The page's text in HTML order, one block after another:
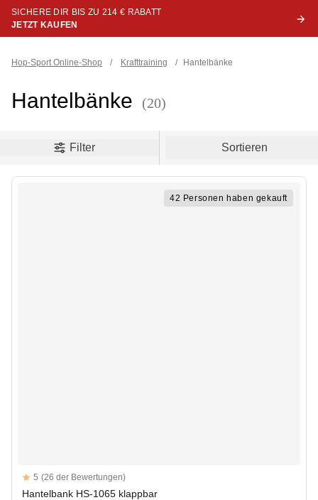
SICHERE DIR BIS ZU 214 € RABATT
JETZT KAUFEN
Hop-Sport Online-Shop / Krafttraining / Hantelbänke
Hantelbänke (20)
Filter Sortieren
42 Personen haben gekauft
Reviews
5 out of 5 stars
5 (26 der Bewertungen)
Hantelbank HS-1065 klappbar